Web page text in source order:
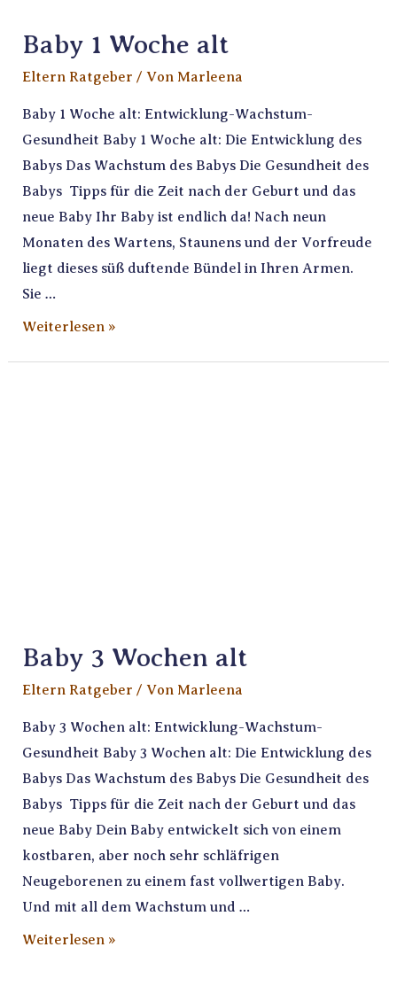
Baby 1 Woche alt
Eltern Ratgeber / Von Marleena
Baby 1 Woche alt: Entwicklung-Wachstum-
Gesundheit Baby 1 Woche alt: Die Entwicklung des
Babys Das Wachstum des Babys Die Gesundheit des
Babys Tipps für die Zeit nach der Geburt und das
neue Baby Ihr Baby ist endlich da! Nach neun
Monaten des Wartens, Staunens und der Vorfreude
liegt dieses süß duftende Bündel in Ihren Armen.
Sie …
Weiterlesen »
Baby 3 Wochen alt
Eltern Ratgeber / Von Marleena
Baby 3 Wochen alt: Entwicklung-Wachstum-
Gesundheit Baby 3 Wochen alt: Die Entwicklung des
Babys Das Wachstum des Babys Die Gesundheit des
Babys Tipps für die Zeit nach der Geburt und das
neue Baby Dein Baby entwickelt sich von einem
kostbaren, aber noch sehr schläfrigen
Neugeborenen zu einem fast vollwertigen Baby.
Und mit all dem Wachstum und …
Weiterlesen »